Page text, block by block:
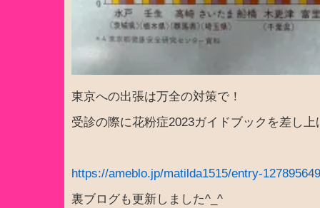
東京への出張は万全の対策で！
受診の際に花粉症2023ガイドブックを差し
https://ameblo.jp/matilda1515/entry-
裏ブログも更新しました^_^